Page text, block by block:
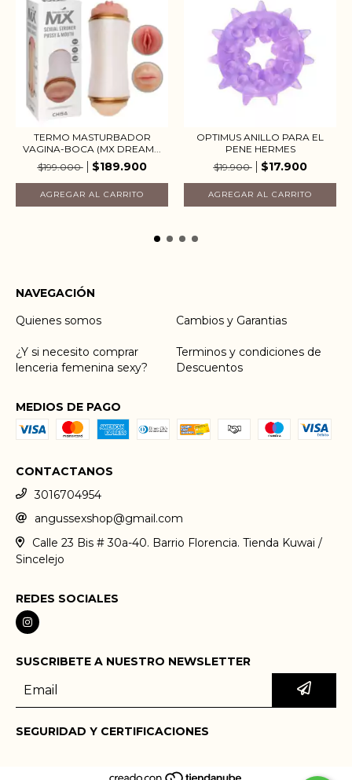
TERMO MASTURBADOR
VAGINA-BOCA (MX DREAM...
$199.000
$189.900
OPTIMUS ANILLO PARA EL
PENE HERMES
$19.900
$17.900
NAVEGACIÓN
Quienes somos
Cambios y Garantias
¿Y si necesito comprar
lenceria femenina sexy?
Terminos y condiciones de
Descuentos
MEDIOS DE PAGO
CONTACTANOS
3016704954
angussexshop@gmail.com
Calle 23 Bis # 30a-40. Barrio Florencia. Tienda Kuwai /
Sincelejo
REDES SOCIALES
SUSCRIBETE A NUESTRO NEWSLETTER
SEGURIDAD Y CERTIFICACIONES